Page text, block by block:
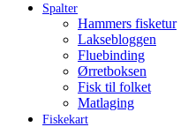
Spalter
Hammers fisketur
Laksebloggen
Fluebinding
Ørretboksen
Fisk til folket
Matlaging
Fiskekart